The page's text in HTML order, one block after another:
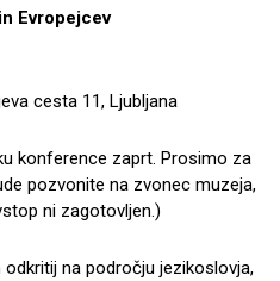
Evropejcev
cesta 11, Ljubljana
konference zaprt. Prosimo za
pozvonite na zvonec muzeja,
ni zagotovljen.)
na področju jezikoslovja,